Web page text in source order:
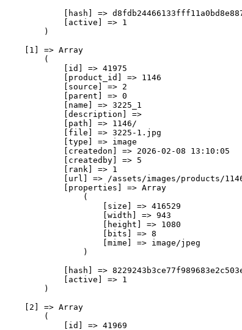
[hash] =>
            [active] => 1
        )
    [1] => Array
        (
            [id] => 41975
            [product_id] => 1146
            [source] => 2
            [parent] => 0
            [name] => 3225_1
            [description] =>
            [path] => 1146/
            [file] => 3225-1.jpg
            [type] => image
            [createdon] => 2026-02-08 13:10:05
            [createdby] => 5
            [rank] => 1
[url] => /assets/images/products/
            [properties] => Array
                (
                    [size] => 416529
                    [width] => 943
                    [height] => 1080
                    [bits] => 8
                    [mime] => image/jpeg
                )
[hash] =>
            [active] => 1
        )
    [2] => Array
        (
            [id] => 41969